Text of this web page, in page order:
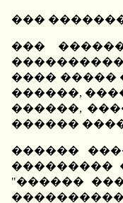
���
���
���� �����
������,
������,
������
������
���������
"������